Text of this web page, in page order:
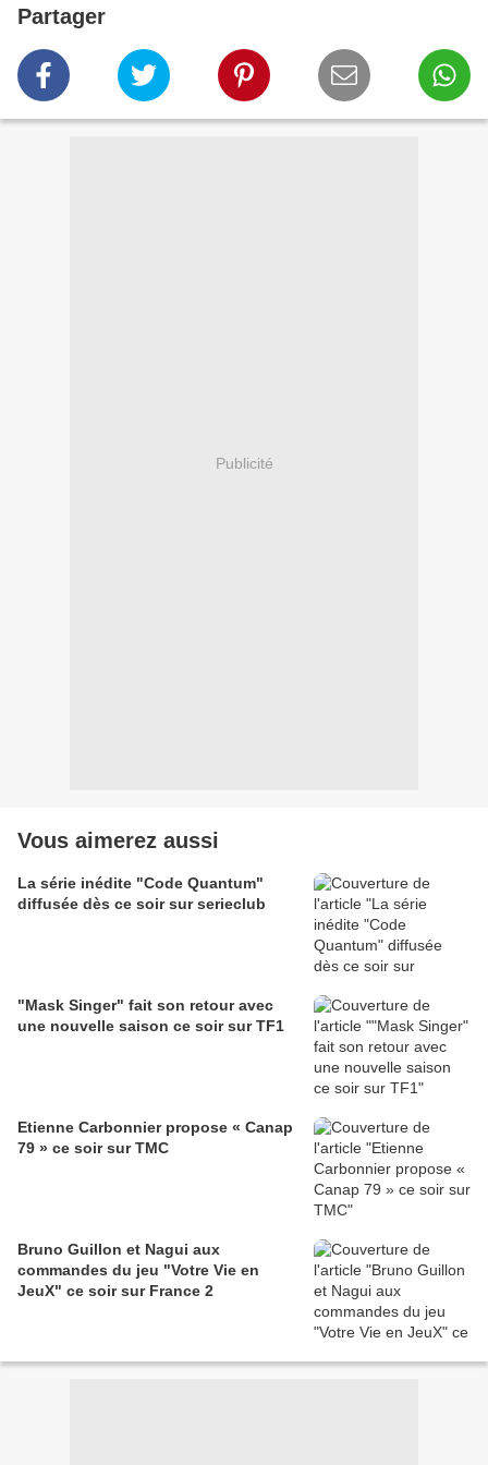
Partager
Publicité
Vous aimerez aussi
La série inédite "Code Quantum"
diffusée dès ce soir sur serieclub
"Mask Singer" fait son retour avec
une nouvelle saison ce soir sur TF1
Etienne Carbonnier propose « Canap
79 » ce soir sur TMC
Bruno Guillon et Nagui aux
commandes du jeu "Votre Vie en
JeuX" ce soir sur France 2